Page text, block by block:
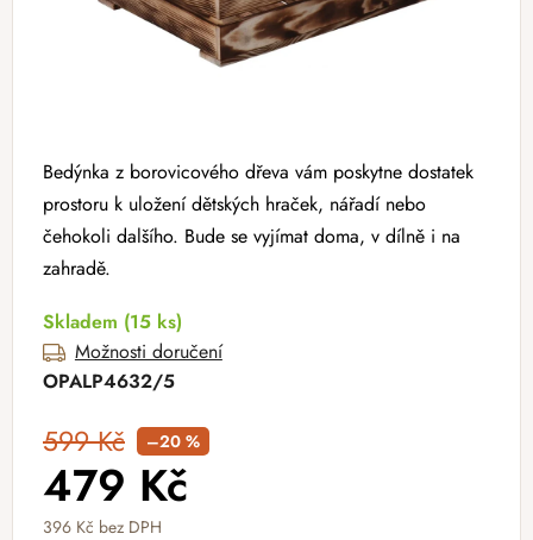
Bedýnka z borovicového dřeva vám poskytne dostatek
prostoru k uložení dětských hraček, nářadí nebo
čehokoli dalšího. Bude se vyjímat doma, v dílně i na
zahradě.
Skladem (15 ks)
Možnosti doručení
OPALP4632/5
599 Kč –20 %
479 Kč
396 Kč bez DPH